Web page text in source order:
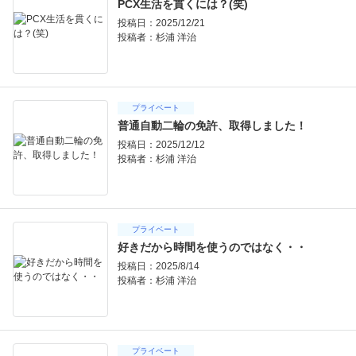
PCX生活を貫くには？(笑)
投稿日：2025/12/21
投稿者： 杉浦 洋治
プライベート
普通自動二輪の免許、取得しました！
投稿日：2025/12/12
投稿者： 杉浦 洋治
プライベート
好きだから時間を使うのではなく・・
投稿日：2025/8/14
投稿者： 杉浦 洋治
プライベート